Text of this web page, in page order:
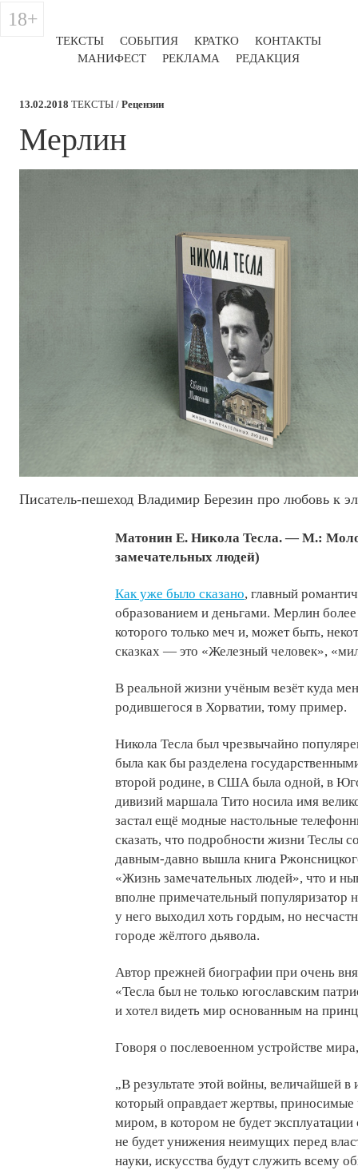
ТЕКСТЫ СОБЫТИЯ КРАТКО
КОНТАКТЫ
МАНИФЕСТ
РЕКЛАМА РЕДАКЦИЯ
18+
13.02.2018 ТЕКСТЫ / Рецензии
​Мерлин
Писатель-пешеход Владимир Березин про любовь к
Матонин Е. Никола Тесла. — М.:
замечательных людей)
Как уже было сказано, главный
образованием и деньгами. Мерлин
которого только меч и, может быть,
сказках — это «Железный человек»,
В реальной жизни учёным везёт куда
родившегося в Хорватии, тому пример.
Никола Тесла был чрезвычайно
была как бы разделена
второй родине, в США была одной, в
дивизий маршала Тито носила имя
застал ещё модные настольные
сказать, что подробности жизни Теслы
давным-давно вышла книга
«Жизнь замечательных людей», что и
вполне примечательный
у него выходил хоть гордым, но
городе жёлтого дьявола.
Автор прежней биографии при очень
«Тесла был не только югославским
и хотел видеть мир основанным на
Говоря о послевоенном устройстве
„В результате этой войны, величайшей
который оправдает жертвы,
миром, в котором не будет
не будет унижения неимущих перед
науки, искусства будут служить всему